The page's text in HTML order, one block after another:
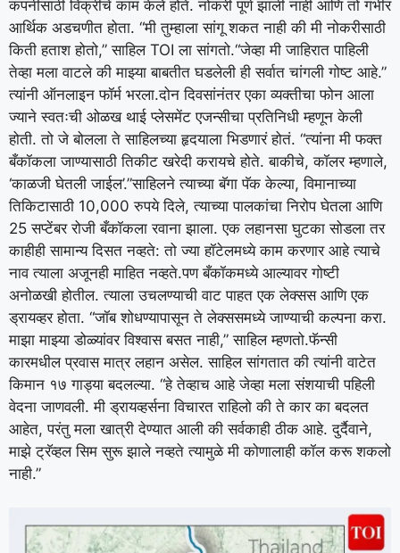
कंपनीसाठी विक्रीचे काम केले होते. नोकरी पूर्ण झाली नाही आणि तो गंभीर
आर्थिक अडचणीत होता. “मी तुम्हाला सांगू शकत नाही की मी नोकरीसाठी
किती हताश होतो,” साहिल TOI ला सांगतो.“जेव्हा मी जाहिरात पाहिली
तेव्हा मला वाटले की माझ्या बाबतीत घडलेली ही सर्वात चांगली गोष्ट आहे.”
त्यांनी ऑनलाइन फॉर्म भरला.दोन दिवसांनंतर एका व्यक्तीचा फोन आला
ज्याने स्वतःची ओळख थाई प्लेसमेंट एजन्सीचा प्रतिनिधी म्हणून केली
होती.तो जे बोलला ते साहिलच्या हृदयाला भिडणारं होतं. “त्यांना मी फक्त
बँकॉकला जाण्यासाठी तिकीट खरेदी करायचे होते. बाकीचे, कॉलर म्हणाले,
‘काळजी घेतली जाईल’.”साहिलने त्याच्या बॅगा पॅक केल्या, विमानाच्या
तिकिटासाठी 10,000 रुपये दिले, त्याच्या पालकांचा निरोप घेतला आणि
25 सप्टेंबर रोजी बँकॉकला रवाना झाला. एक लहानसा घुटका सोडला तर
काहीही सामान्य दिसत नव्हते: तो ज्या हॉटेलमध्ये काम करणार आहे त्याचे
नाव त्याला अजूनही माहित नव्हते.पण बँकॉकमध्ये आल्यावर गोष्टी
अनोळखी होतील. त्याला उचलण्याची वाट पाहत एक लेक्सस आणि एक
ड्रायव्हर होता. “जॉब शोधण्यापासून ते लेक्ससमध्ये जाण्याची कल्पना करा.
माझा माझ्या डोळ्यांवर विश्वास बसत नाही,” साहिल म्हणतो.फॅन्सी
कारमधील प्रवास मात्र लहान असेल. साहिल सांगतात की त्यांनी वाटेत
किमान १७ गाड्या बदलल्या. “हे तेव्हाच आहे जेव्हा मला संशयाची पहिली
वेदना जाणवली. मी ड्रायव्हर्सना विचारत राहिलो की ते कार का बदलत
आहेत, परंतु मला खात्री देण्यात आली की सर्वकाही ठीक आहे. दुर्दैवाने,
माझे ट्रॅव्हल सिम सुरू झाले नव्हते त्यामुळे मी कोणालाही कॉल करू शकलो
नाही.”